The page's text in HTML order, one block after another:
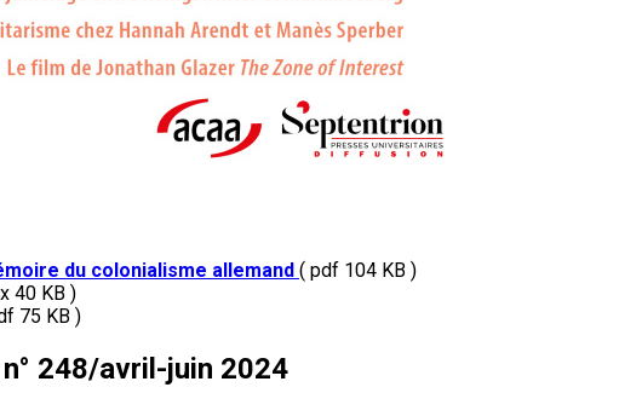
du colonialisme allemand ( pdf 104 KB )
40 KB )
75 KB )
248/avril-juin 2024